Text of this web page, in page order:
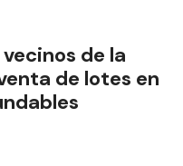
de la
de lotes en